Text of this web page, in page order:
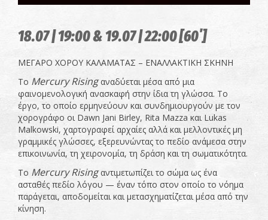
18.07 | 19:00 & 19.07 | 22:00 [60΄]
ΜΕΓΑΡΟ ΧΟΡΟΥ ΚΑΛΑΜΑΤΑΣ – ΕΝΑΛΛΑΚΤΙΚΗ ΣΚΗΝΗ
Το Mercury Risingαναδύεται μέσα από μια
φαινομενολογική ανασκαφή στην ίδια τη γλώσσα. Το
έργο, το οποίο ερμηνεύουν και συνδημιουργούν με τον
χορογράφο οι Dawn Jani Birley, Rita Mazza και Lukas
Malkowski, χαρτογραφεί αρχαίες αλλά και μελλοντικές μη
γραμμικές γλώσσες, εξερευνώντας το πεδίο ανάμεσα στην
επικοινωνία, τη χειρονομία, τη δράση και τη σωματικότητα.
Το Mercury Risingαντιμετωπίζει το σώμα ως ένα
ασταθές πεδίο λόγου — έναν τόπο στον οποίο το νόημα
παράγεται, αποδομείται και μετασχηματίζεται μέσα από την
κίνηση.